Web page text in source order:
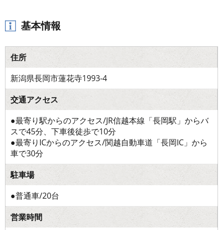
基本情報
住所
新潟県長岡市蓮花寺1993-4
交通アクセス
●最寄り駅からのアクセス/JR信越本線「長岡駅」からバ
スで45分、下車後徒歩で10分
●最寄りICからのアクセス/関越自動車道「長岡IC」から
車で30分
駐車場
●普通車/20台
営業時間